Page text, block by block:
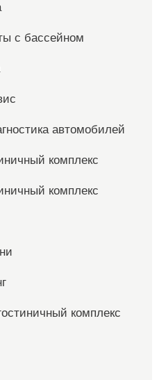
с бассейном
автомобилей
комплекс
комплекс
комплекс